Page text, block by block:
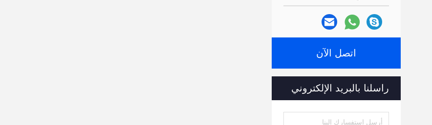
اتصل الآن
راسلنا بالبريد الإلكتروني